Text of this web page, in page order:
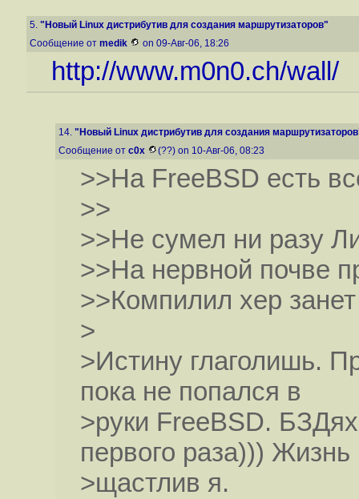
5. "Новый Linux дистрибутив для создания маршрутизаторов"
Сообщение от medik on 09-Авг-06, 18:26
http://www.m0n0.ch/wall/
14. "Новый Linux дистрибутив для создания
Сообщение от c0x (??) on 10-Авг-06, 08:23
>>На FreeBSD есть
>>
>>Не сумел ни разу
>>На нервной почве
>>Компилил хер
>
>Истину глаголишь.
пока не попался в
>руки FreeBSD.
первого раза)))
>щастлив я.